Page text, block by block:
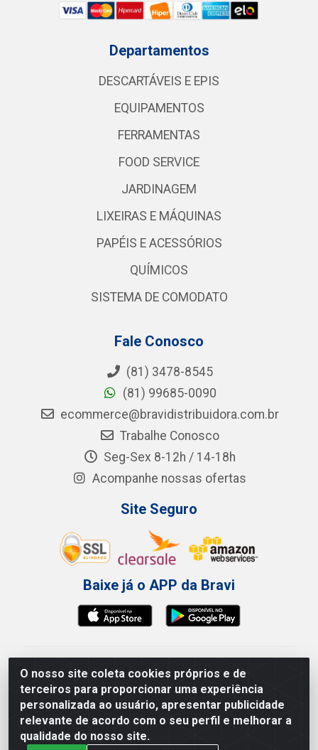
O nosso site coleta cookies próprios e de
terceiros para proporcionar uma experiência
personalizada ao usuário, apresentar publicidade
relevante de acordo com o seu perfil e melhorar a
qualidade do nosso site.
Departamentos
DESCARTÁVEIS E EPIS
EQUIPAMENTOS
FERRAMENTAS
FOOD SERVICE
JARDINAGEM
LIXEIRAS E MÁQUINAS
PAPÉIS E ACESSÓRIOS
QUÍMICOS
SISTEMA DE COMODATO
Fale Conosco
(81) 3478-8545
(81) 99685-0090
ecommerce@bravidistribuidora.com.br
Trabalhe Conosco
Seg-Sex 8-12h / 14-18h
Acompanhe nossas ofertas
Site Seguro
Baixe já o APP da Bravi
Bravi Consumíveis de Higiene e Descartáveis EIRELI -
CNPJ 19.457.137/0001-06
Av. Sul Gov. Cid Sampaio, 3125 - Galpão 000A -
Imbiribeira - Recife/PE - CEP 51.150-010